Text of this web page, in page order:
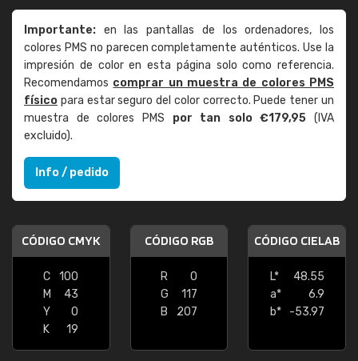
Importante: en las pantallas de los ordenadores, los
colores PMS no parecen completamente auténticos. Use la
impresión de color en esta página solo como referencia.
Recomendamos comprar un muestra de colores PMS
físico para estar seguro del color correcto. Puede tener un
muestra de colores PMS por tan solo €179,95 (IVA
excluido).
Info / pedido
CÓDIGO CMYK
C
100
M
43
Y
0
K
19
CÓDIGO RGB
R
0
G
117
B
207
CÓDIGO CIELAB
L*
48.55
a*
6.9
b*
-53.97